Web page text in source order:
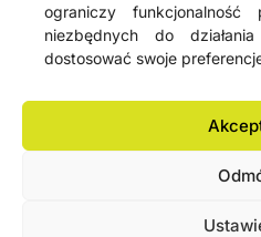
ograniczy
niezbędnych do
dostosować swoje
 4,9- na